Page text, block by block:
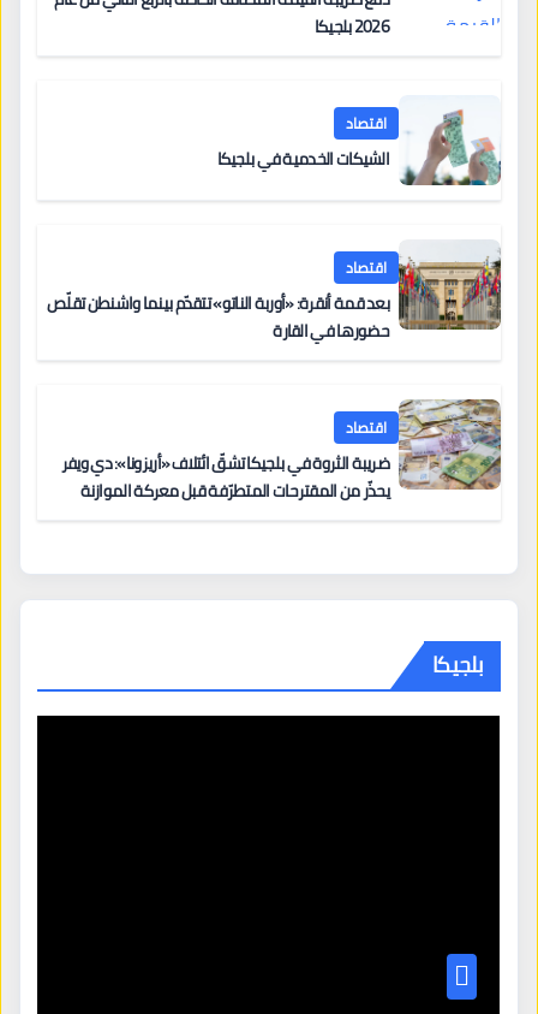
2026 بلجيكا
اقتصاد
الشيكات الخدمية في بلجيكا
اقتصاد
بعد قمة أنقرة: «أوربة الناتو» تتقدّم بينما واشنطن تقلّص
حضورها في القارة
اقتصاد
ضريبة الثروة في بلجيكا تشقّ ائتلاف «أريزونا»: دي ويفر
يحذّر من المقترحات المتطرّفة قبل معركة الموازنة
بلجيكا